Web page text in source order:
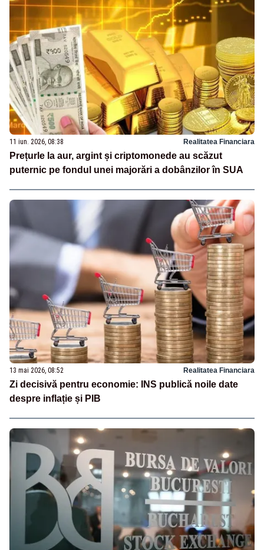
11 iun. 2026, 08:38 Realitatea Financiara
Prețurle la aur, argint și criptomonede au scăzut
puternic pe fondul unei majorări a dobânzilor în SUA
13 mai 2026, 08:52 Realitatea Financiara
Zi decisivă pentru economie: INS publică noile date
despre inflație și PIB